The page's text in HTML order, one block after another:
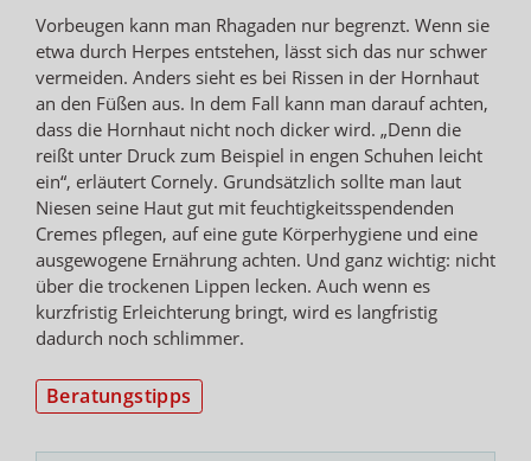
Vorbeugen kann man Rhagaden nur begrenzt. Wenn sie
etwa durch Herpes entstehen, lässt sich das nur schwer
vermeiden. Anders sieht es bei Rissen in der Hornhaut
an den Füßen aus. In dem Fall kann man darauf achten,
dass die Hornhaut nicht noch dicker wird. „Denn die
reißt unter Druck zum Beispiel in engen Schuhen leicht
ein“, erläutert Cornely. Grundsätzlich sollte man laut
Niesen seine Haut gut mit feuchtigkeitsspendenden
Cremes pflegen, auf eine gute Körperhygiene und eine
ausgewogene Ernährung achten. Und ganz wichtig: nicht
über die trockenen Lippen lecken. Auch wenn es
kurzfristig Erleichterung bringt, wird es langfristig
dadurch noch schlimmer.
Beratungstipps